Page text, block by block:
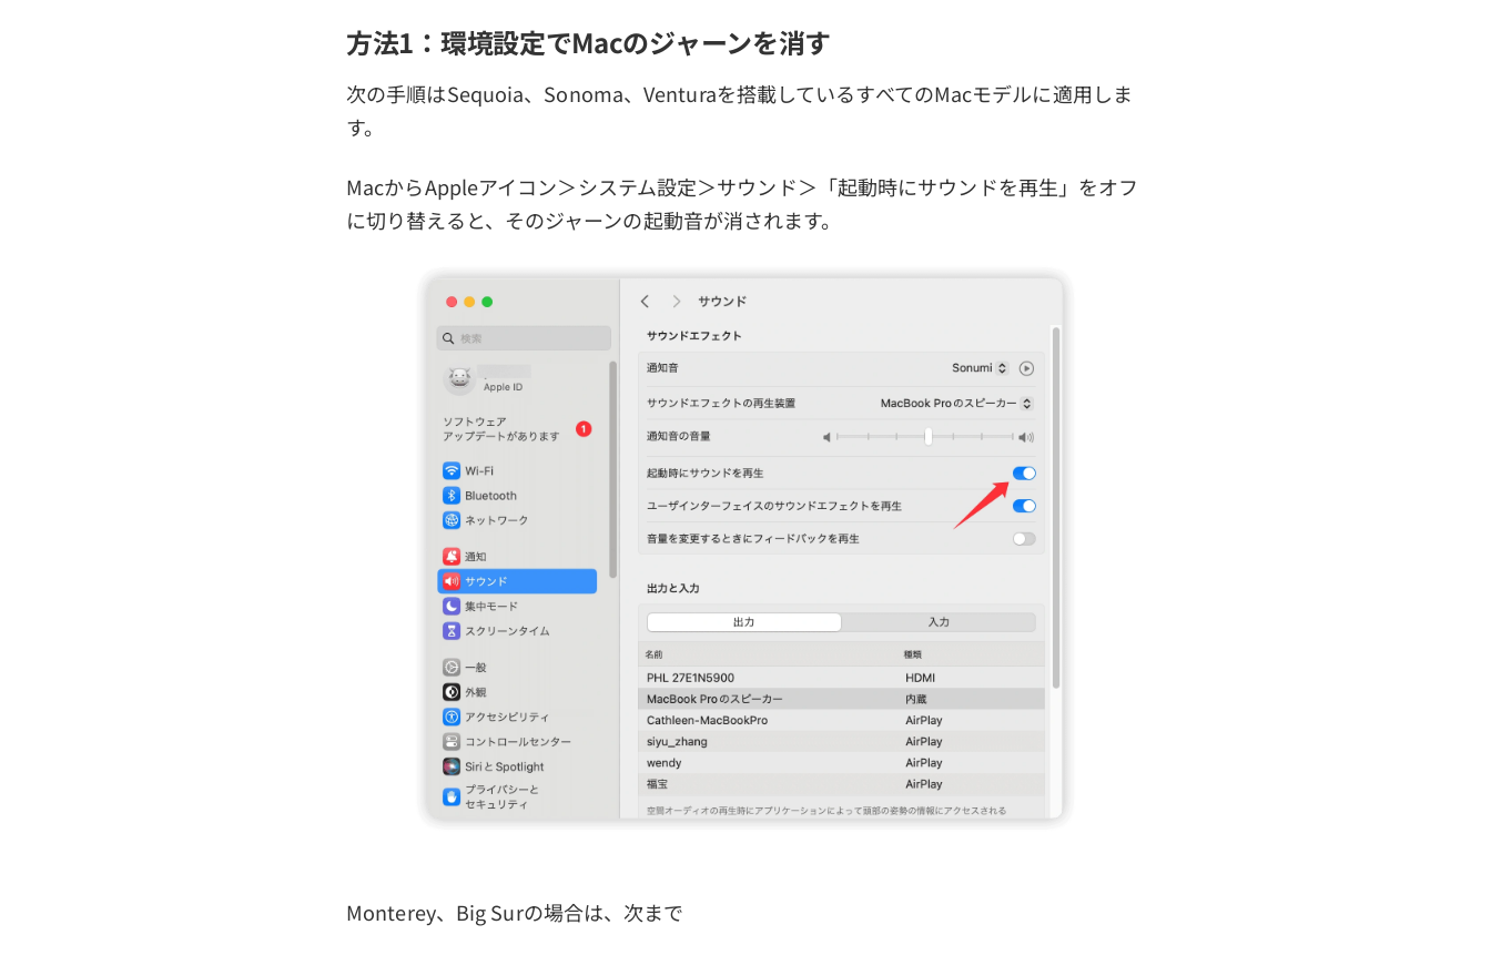
方法1：環境設定でMacのジャーンを消す
次の手順はSequoia、Sonoma、Venturaを搭載しているすべてのMacモデルに適用しま
す。
MacからAppleアイコン＞システム設定＞サウンド＞「起動時にサウンドを再生」をオフ
に切り替えると、そのジャーンの起動音が消されます。
Monterey、Big Surの場合は、次まで